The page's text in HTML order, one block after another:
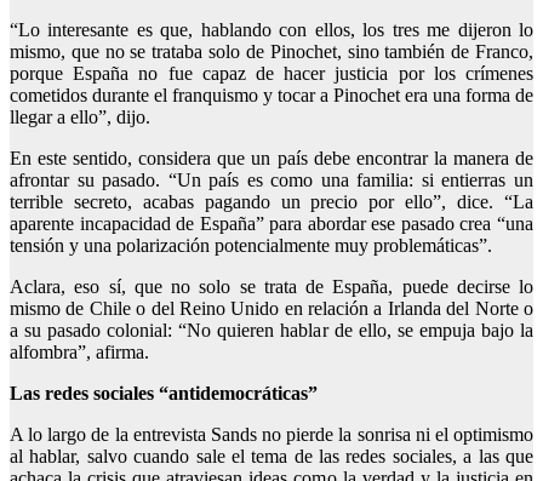
“Lo interesante es que, hablando con ellos, los tres me dijeron lo
mismo, que no se trataba solo de Pinochet, sino también de Franco,
porque España no fue capaz de hacer justicia por los crímenes
cometidos durante el franquismo y tocar a Pinochet era una forma de
llegar a ello”, dijo.
En este sentido, considera que un país debe encontrar la manera de
afrontar su pasado. “Un país es como una familia: si entierras un
terrible secreto, acabas pagando un precio por ello”, dice. “La
aparente incapacidad de España” para abordar ese pasado crea “una
tensión y una polarización potencialmente muy problemáticas”.
Aclara, eso sí, que no solo se trata de España, puede decirse lo
mismo de Chile o del Reino Unido en relación a Irlanda del Norte o
a su pasado colonial: “No quieren hablar de ello, se empuja bajo la
alfombra”, afirma.
Las redes sociales “antidemocráticas”
A lo largo de la entrevista Sands no pierde la sonrisa ni el optimismo
al hablar, salvo cuando sale el tema de las redes sociales, a las que